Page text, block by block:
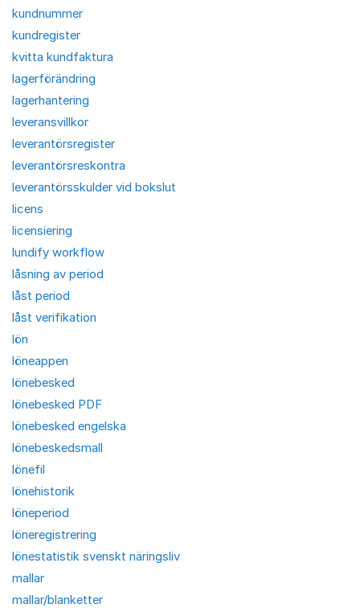
kundnummer
kundregister
kvitta kundfaktura
lagerförändring
lagerhantering
leveransvillkor
leverantörsregister
leverantörsreskontra
leverantörsskulder vid bokslut
licens
licensiering
lundify workflow
låsning av period
låst period
låst verifikation
lön
löneappen
lönebesked
lönebesked PDF
lönebesked engelska
lönebeskedsmall
lönefil
lönehistorik
löneperiod
löneregistrering
lönestatistik svenskt näringsliv
mallar
mallar/blanketter